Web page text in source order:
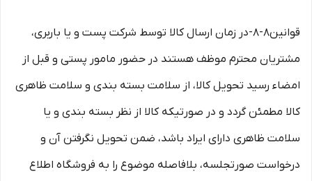
قوانین۸-۸-در زمان ارسال کالا توسط شرکت پست و یا باربری،
مشتریان محترم موظف هستند در حضور مامور پستی و قبل از
امضاء رسید تحویل کالا، از سلامت بسته بندی و سلامت ظاهری
کالا مطمئن گردد و در صورتیکه کالا از نظر بسته بندی و یا
سلامت ظاهری دارای ایراد باشد، ضمن تحویل نگرفتن آن و
درخواست صورتجلسه، بلافاصله موضوع را به فروشگاه اطلاع